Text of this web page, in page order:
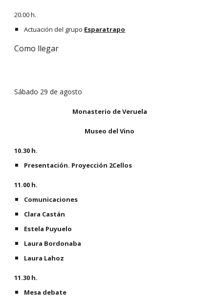
20.00 h.
Actuación del grupo Esparatrapo
Como llegar
Sábado 29 de agosto
Monasterio de Veruela
Museo del Vino
10.30 h.
Presentación. Proyección 2Cellos
11.00 h.
Comunicaciones
Clara Castán
Estela Puyuelo
Laura Bordonaba
Laura Lahoz
11.30 h.
Mesa debate